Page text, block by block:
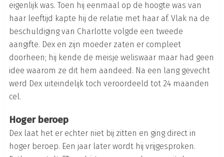
eigenlijk was. Toen hij eenmaal op de hoogte was van
haar leeftijd kapte hij de relatie met haar af. Vlak na de
beschuldiging van Charlotte volgde een tweede
aangifte. Dex en zijn moeder zaten er compleet
doorheen; hij kende de meisje weliswaar maar had geen
idee waarom ze dit hem aandeed. Na een lang gevecht
werd Dex uiteindelijk toch veroordeeld tot 24 maanden
cel.
Hoger beroep
Dex laat het er echter niet bij zitten en ging direct in
hoger beroep. Een jaar later wordt hij vrijgesproken.